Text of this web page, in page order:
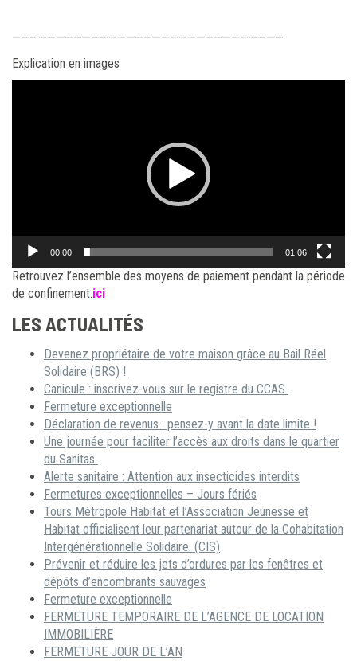
———————————————————————————————
Explication en images
00:00 01:06
Retrouvez l’ensemble des moyens de paiement pendant la période
de confinement.ici
LES ACTUALITÉS
Devenez propriétaire de votre maison grâce au Bail Réel
Solidaire (BRS) !
Canicule : inscrivez-vous sur le registre du CCAS
Fermeture exceptionnelle
Déclaration de revenus : pensez-y avant la date limite !
Une journée pour faciliter l’accès aux droits dans le quartier
du Sanitas
Alerte sanitaire : Attention aux insecticides interdits
Fermetures exceptionnelles – Jours fériés
Tours Métropole Habitat et l’Association Jeunesse et
Habitat officialisent leur partenariat autour de la Cohabitation
Intergénérationnelle Solidaire. (CIS)
Prévenir et réduire les jets d’ordures par les fenêtres et
dépôts d’encombrants sauvages
Fermeture exceptionnelle
FERMETURE TEMPORAIRE DE L’AGENCE DE LOCATION
IMMOBILIÈRE
FERMETURE JOUR DE L’AN